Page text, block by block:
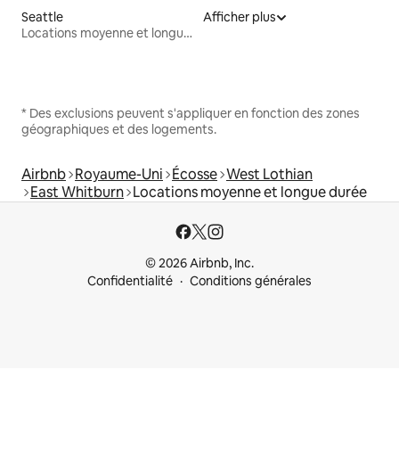
Seattle
Locations moyenne et longue durée
Afficher plus
* Des exclusions peuvent s'appliquer en fonction des zones
géographiques et des logements.
Airbnb Royaume-Uni Écosse West Lothian
East Whitburn Locations moyenne et longue durée
© 2026 Airbnb, Inc.
Confidentialité
Conditions générales